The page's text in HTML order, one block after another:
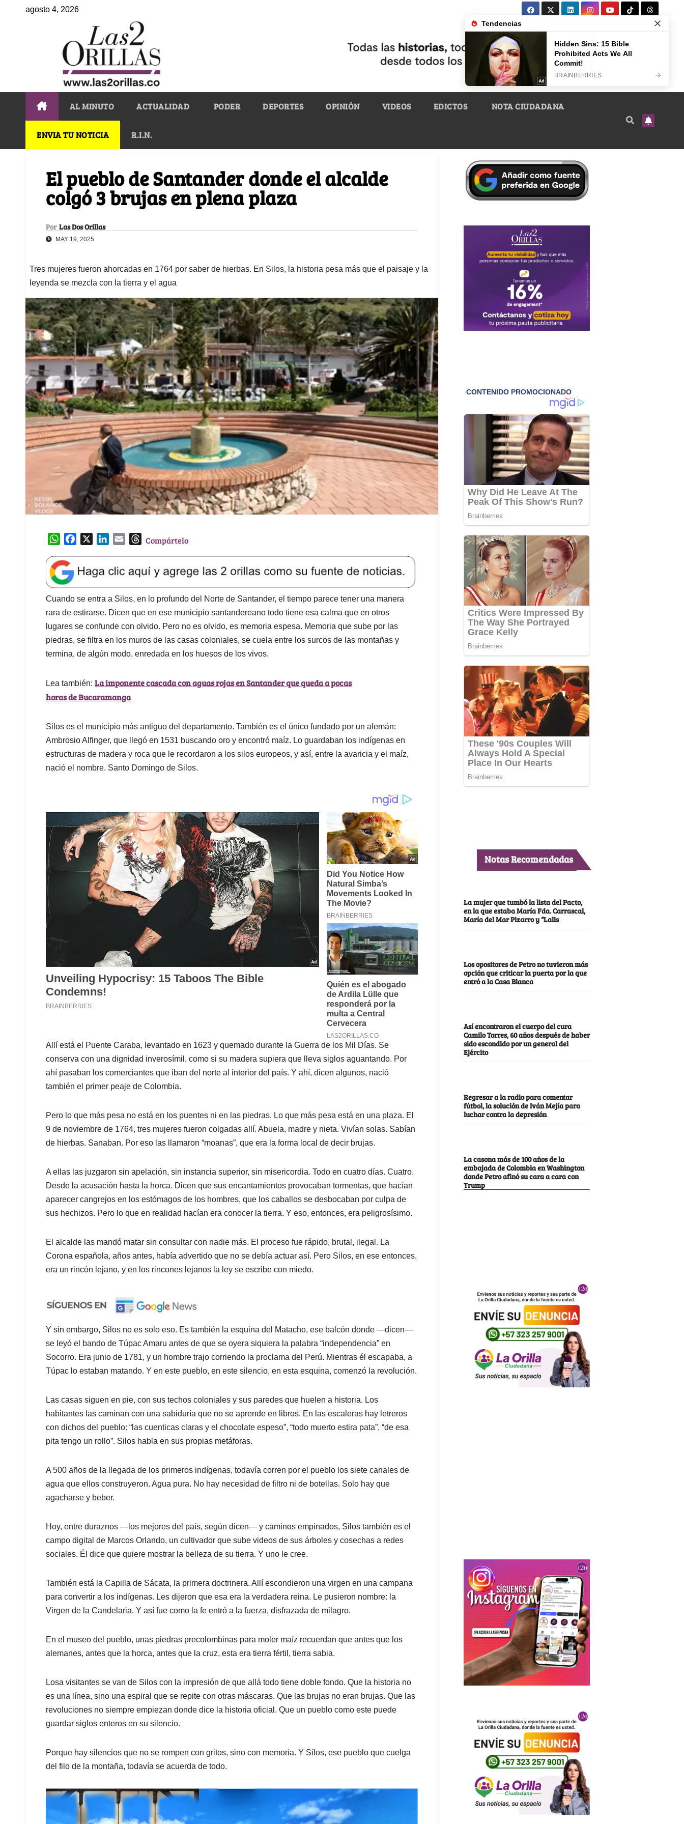
agosto 4, 2026
AL MINUTO ACTUALIDAD PODER DEPORTES OPINIÓN VIDEOS EDICTOS NOTA CIUDADANA
ENVIA TU NOTICIA R.I.N.
El pueblo de Santander donde el alcalde
colgó 3 brujas en plena plaza
Por Las Dos Orillas
MAY 19, 2025
Tres mujeres fueron ahorcadas en 1764 por saber de hierbas. En Silos, la historia pesa más que el paisaje y la
leyenda se mezcla con la tierra y el agua
W
a
t
s
A
p
p
e
b
o
o
k
k
e
d
I
n
l
T
e
a
d
s
Compártelo
Cuando se entra a Silos, en lo profundo del Norte de Santander, el tiempo parece tener una manera
rara de estirarse. Dicen que en ese municipio santandereano todo tiene esa calma que en otros
lugares se confunde con olvido. Pero no es olvido, es memoria espesa. Memoria que sube por las
piedras, se filtra en los muros de las casas coloniales, se cuela entre los surcos de las montañas y
termina, de algún modo, enredada en los huesos de los vivos.
Lea también: La imponente cascada con aguas rojas en Santander que queda a pocas
horas de Bucaramanga
Silos es el municipio más antiguo del departamento. También es el único fundado por un alemán:
Ambrosio Alfinger, que llegó en 1531 buscando oro y encontró maíz. Lo guardaban los indígenas en
estructuras de madera y roca que le recordaron a los silos europeos, y así, entre la avaricia y el maíz,
nació el nombre. Santo Domingo de Silos.
Allí está el Puente Caraba, levantado en 1623 y quemado durante la Guerra de los Mil Días. Se
conserva con una dignidad inverosímil, como si su madera supiera que lleva siglos aguantando. Por
ahí pasaban los comerciantes que iban del norte al interior del país. Y ahí, dicen algunos, nació
también el primer peaje de Colombia.
Pero lo que más pesa no está en los puentes ni en las piedras. Lo que más pesa está en una plaza. El
9 de noviembre de 1764, tres mujeres fueron colgadas allí. Abuela, madre y nieta. Vivían solas. Sabían
de hierbas. Sanaban. Por eso las llamaron “moanas”, que era la forma local de decir brujas.
A ellas las juzgaron sin apelación, sin instancia superior, sin misericordia. Todo en cuatro días. Cuatro.
Desde la acusación hasta la horca. Dicen que sus encantamientos provocaban tormentas, que hacían
aparecer cangrejos en los estómagos de los hombres, que los caballos se desbocaban por culpa de
sus hechizos. Pero lo que en realidad hacían era conocer la tierra. Y eso, entonces, era peligrosísimo.
El alcalde las mandó matar sin consultar con nadie más. El proceso fue rápido, brutal, ilegal. La
Corona española, años antes, había advertido que no se debía actuar así. Pero Silos, en ese entonces,
era un rincón lejano, y en los rincones lejanos la ley se escribe con miedo.
Y sin embargo, Silos no es solo eso. Es también la esquina del Matacho, ese balcón donde —dicen—
se leyó el bando de Túpac Amaru antes de que se oyera siquiera la palabra “independencia” en
Socorro. Era junio de 1781, y un hombre trajo corriendo la proclama del Perú. Mientras él escapaba, a
Túpac lo estaban matando. Y en este pueblo, en este silencio, en esta esquina, comenzó la revolución.
Las casas siguen en pie, con sus techos coloniales y sus paredes que huelen a historia. Los
habitantes las caminan con una sabiduría que no se aprende en libros. En las escaleras hay letreros
con dichos del pueblo: “las cuenticas claras y el chocolate espeso”, “todo muerto estira pata”, “de esa
pita tengo un rollo”. Silos habla en sus propias metáforas.
A 500 años de la llegada de los primeros indígenas, todavía corren por el pueblo los siete canales de
agua que ellos construyeron. Agua pura. No hay necesidad de filtro ni de botellas. Solo hay que
agacharse y beber.
Hoy, entre duraznos —los mejores del país, según dicen— y caminos empinados, Silos también es el
campo digital de Marcos Orlando, un cultivador que sube videos de sus árboles y cosechas a redes
sociales. Él dice que quiere mostrar la belleza de su tierra. Y uno le cree.
También está la Capilla de Sácata, la primera doctrinera. Allí escondieron una virgen en una campana
para convertir a los indígenas. Les dijeron que esa era la verdadera reina. Le pusieron nombre: la
Virgen de la Candelaria. Y así fue como la fe entró a la fuerza, disfrazada de milagro.
En el museo del pueblo, unas piedras precolombinas para moler maíz recuerdan que antes que los
alemanes, antes que la horca, antes que la cruz, esta era tierra fértil, tierra sabia.
Losa visitantes se van de Silos con la impresión de que allá todo tiene doble fondo. Que la historia no
es una línea, sino una espiral que se repite con otras máscaras. Que las brujas no eran brujas. Que las
revoluciones no siempre empiezan donde dice la historia oficial. Que un pueblo como este puede
guardar siglos enteros en su silencio.
Porque hay silencios que no se rompen con gritos, sino con memoria. Y Silos, ese pueblo que cuelga
del filo de la montaña, todavía se acuerda de todo.
Notas Recomendadas
La mujer que tumbó la lista del Pacto,
en la que estaba María Fda. Carrascal,
María del Mar Pizarro y “Lalis
Los opositores de Petro no tuvieron más
opción que criticar la puerta por la que
entró a la Casa Blanca
Así encontraron el cuerpo del cura
Camilo Torres, 60 años después de haber
sido escondido por un general del
Ejército
Regresar a la radio para comentar
fútbol, la solución de Iván Mejía para
luchar contra la depresión
La casona más de 100 años de la
embajada de Colombia en Washington
donde Petro afinó su cara a cara con
Trump